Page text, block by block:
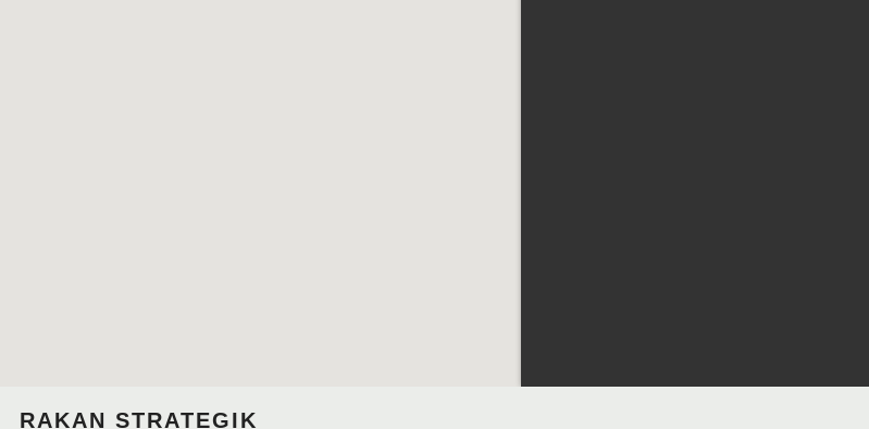
RAKAN STRATEGIK